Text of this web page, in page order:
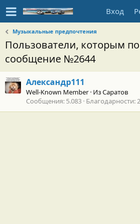
Вход
Музыкальные предпочтения
Пользователи, которым
сообщение №2644
Александр111
Well-Known Member · ИзСаратов
Сообщения 5.083 Благодарности